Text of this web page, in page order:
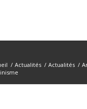
/ Actualités / Actualités /